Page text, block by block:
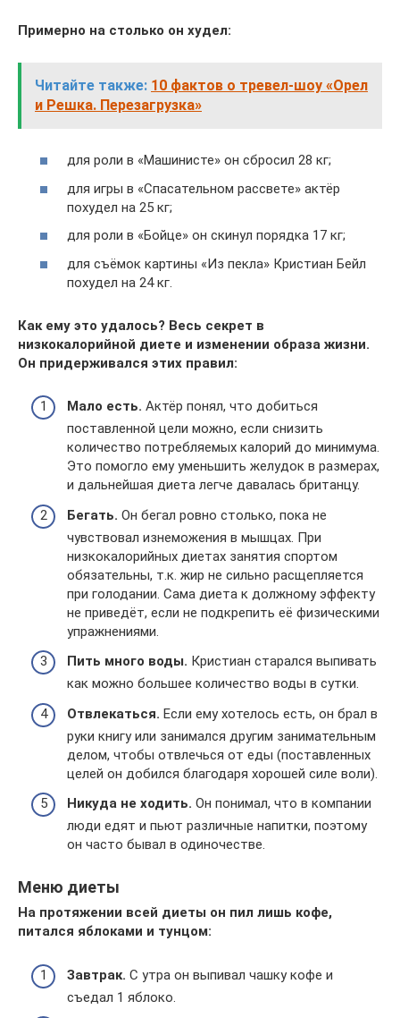
Примерно на столько он худел:
Читайте также: 10 фактов о тревел-шоу «Орел
и Решка. Перезагрузка»
для роли в «Машинисте» он сбросил 28 кг;
для игры в «Спасательном рассвете» актёр
похудел на 25 кг;
для роли в «Бойце» он скинул порядка 17 кг;
для съёмок картины «Из пекла» Кристиан Бейл
похудел на 24 кг.
Как ему это удалось? Весь секрет в
низкокалорийной диете и изменении образа жизни.
Он придерживался этих правил:
Мало есть. Актёр понял, что добиться
поставленной цели можно, если снизить
количество потребляемых калорий до минимума.
Это помогло ему уменьшить желудок в размерах,
и дальнейшая диета легче давалась британцу.
Бегать. Он бегал ровно столько, пока не
чувствовал изнеможения в мышцах. При
низкокалорийных диетах занятия спортом
обязательны, т.к. жир не сильно расщепляется
при голодании. Сама диета к должному эффекту
не приведёт, если не подкрепить её физическими
упражнениями.
Пить много воды. Кристиан старался выпивать
как можно большее количество воды в сутки.
Отвлекаться. Если ему хотелось есть, он брал в
руки книгу или занимался другим занимательным
делом, чтобы отвлечься от еды (поставленных
целей он добился благодаря хорошей силе воли).
Никуда не ходить. Он понимал, что в компании
люди едят и пьют различные напитки, поэтому
он часто бывал в одиночестве.
Меню диеты
На протяжении всей диеты он пил лишь кофе,
питался яблоками и тунцом:
Завтрак. С утра он выпивал чашку кофе и
съедал 1 яблоко.